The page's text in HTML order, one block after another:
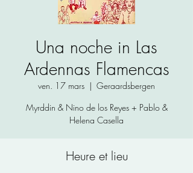
Una noche in Las
Ardennas Flamencas
ven. 17 mars
  |
Geraardsbergen
Myrddin & Nino de los Reyes + Pablo &
Helena Casella
Heure et lieu